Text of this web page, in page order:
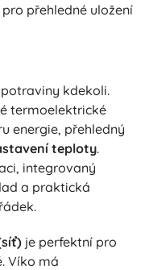
přehledné uložení
kdekoli.
termoelektrické
energie, přehledný
teploty.
integrovaný
a praktická
je perfektní pro
Víko má